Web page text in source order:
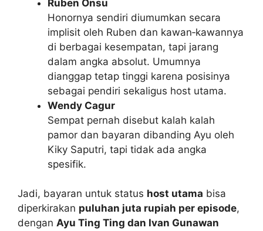
Ruben Onsu
Honornya sendiri diumumkan secara
implisit oleh Ruben dan kawan‑kawannya
di berbagai kesempatan, tapi jarang
dalam angka absolut. Umumnya
dianggap tetap tinggi karena posisinya
sebagai pendiri sekaligus host utama.
Wendy Cagur
Sempat pernah disebut kalah kalah
pamor dan bayaran dibanding Ayu oleh
Kiky Saputri, tapi tidak ada angka
spesifik.
Jadi, bayaran untuk status host utama bisa
diperkirakan puluhan juta rupiah per episode,
dengan Ayu Ting Ting dan Ivan Gunawan